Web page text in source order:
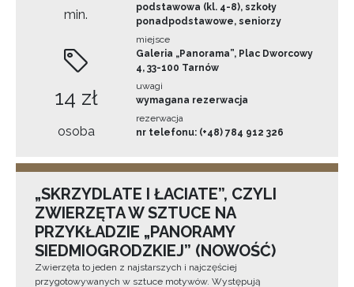
min.
14 zł
osoba
podstawowa (kl. 4-8), szkoły
ponadpodstawowe, seniorzy
miejsce
Galeria „Panorama”, Plac Dworcowy
4, 33-100 Tarnów
uwagi
wymagana rezerwacja
rezerwacja
nr telefonu: (+48) 784 912 326
„SKRZYDLATE I ŁACIATE”, CZYLI
ZWIERZĘTA W SZTUCE NA
PRZYKŁADZIE „PANORAMY
SIEDMIOGRODZKIEJ” (NOWOŚĆ)
Zwierzęta to jeden z najstarszych i najczęściej
przygotowywanych w sztuce motywów. Występują